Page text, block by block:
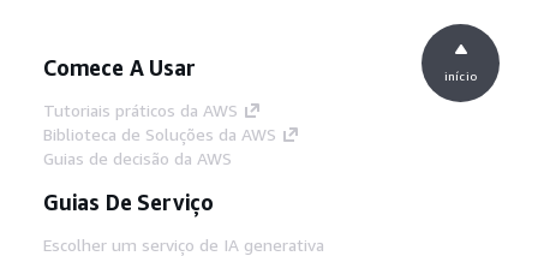
Comece A Usar
Tutoriais práticos da AWS
Biblioteca de Soluções da AWS
Guias de decisão da AWS
Guias De Serviço
Escolher um serviço de IA generativa
início